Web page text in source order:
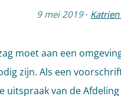
9 mei 2019 ·
moet aan een
zijn. Als een
uitspraak van de